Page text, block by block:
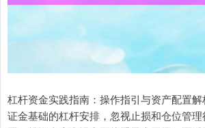
杠杆资金实践指南：操作指引与资产配置
证金基础的杠杆安排，忽视止损和仓位管